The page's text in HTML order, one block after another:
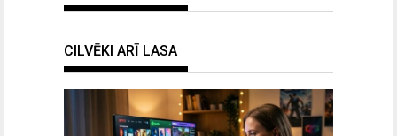
CILVĒKI ARĪ LASA